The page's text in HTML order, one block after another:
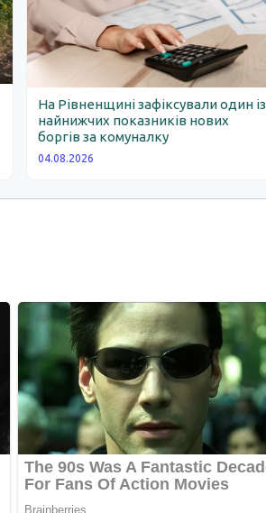
На Рівненщині зафіксували один із
найнижчих показників нових
боргів за комуналку
04.08.2026